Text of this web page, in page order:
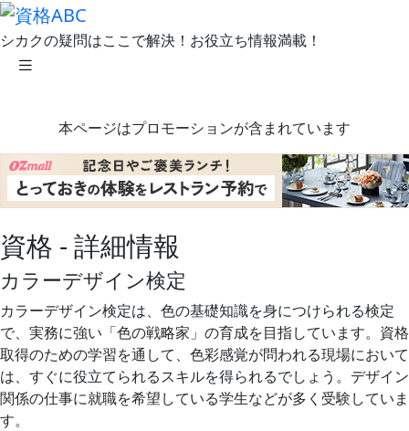
シカクの疑問はここで解決！お役立ち情報満載！
本ページはプロモーションが含まれています
資格 - 詳細情報
カラーデザイン検定
カラーデザイン検定は、色の基礎知識を身につけられる検定
で、実務に強い「色の戦略家」の育成を目指しています。資格
取得のための学習を通して、色彩感覚が問われる現場において
は、すぐに役立てられるスキルを得られるでしょう。デザイン
関係の仕事に就職を希望している学生などが多く受験していま
す。